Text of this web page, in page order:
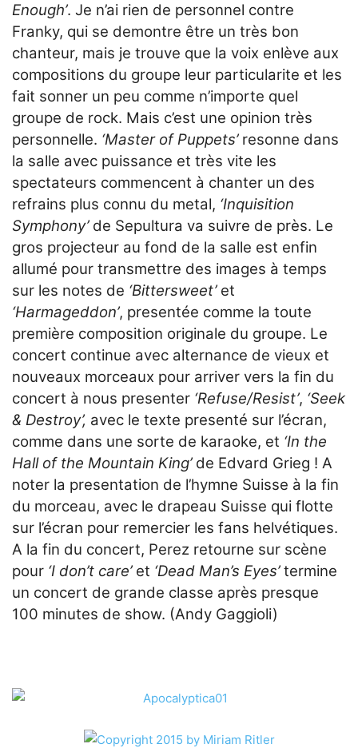
Enough’. Je n’ai rien de personnel contre
Franky, qui se demontre être un très bon
chanteur, mais je trouve que la voix enlève aux
compositions du groupe leur particularite et les
fait sonner un peu comme n’importe quel
groupe de rock. Mais c’est une opinion très
personnelle. ‘Master of Puppets’resonne dans
la salle avec puissance et très vite les
spectateurs commencent à chanter un des
refrains plus connu du metal, ‘Inquisition
Symphony’de Sepultura va suivre de près. Le
gros projecteur au fond de la salle est enfin
allumé pour transmettre des images à temps
sur les notes de ‘Bittersweet’et
‘Harmageddon’, presentée comme la toute
première composition originale du groupe. Le
concert continue avec alternance de vieux et
nouveaux morceaux pour arriver vers la fin du
concert à nous presenter ‘Refuse/Resist’, ‘Seek
& Destroy’, avec le texte presenté sur l’écran,
comme dans une sorte de karaoke, et ‘In the
Hall of the Mountain King’de Edvard Grieg ! A
noter la presentation de l’hymne Suisse à la fin
du morceau, avec le drapeau Suisse qui flotte
sur l’écran pour remercier les fans helvétiques.
A la fin du concert, Perez retourne sur scène
pour ‘I don’t care’et ‘Dead Man’s Eyes’termine
un concert de grande classe après presque
100 minutes de show. (Andy Gaggioli)